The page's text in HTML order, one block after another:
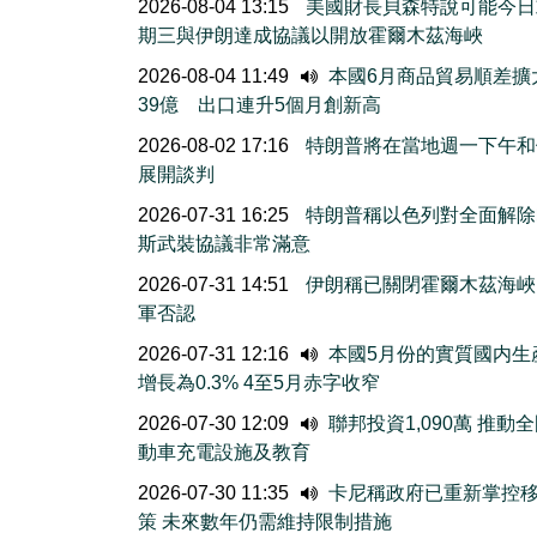
2026-08-04 13:15
美國財長貝森特說可能今
期三與伊朗達成協議以開放霍爾木茲海峽
2026-08-04 11:49
本國6月商品貿易順差擴
39億 出口連升5個月創新高
2026-08-02 17:16
特朗普將在當地週一下午
展開談判
2026-07-31 16:25
特朗普稱以色列對全面解
斯武裝協議非常滿意
2026-07-31 14:51
伊朗稱已關閉霍爾木茲海
軍否認
2026-07-31 12:16
本國5月份的實質國内生
增長為0.3% 4至5月赤字收窄
2026-07-30 12:09
聯邦投資1,090萬 推動
動車充電設施及教育
2026-07-30 11:35
卡尼稱政府已重新掌控
策 未來數年仍需維持限制措施